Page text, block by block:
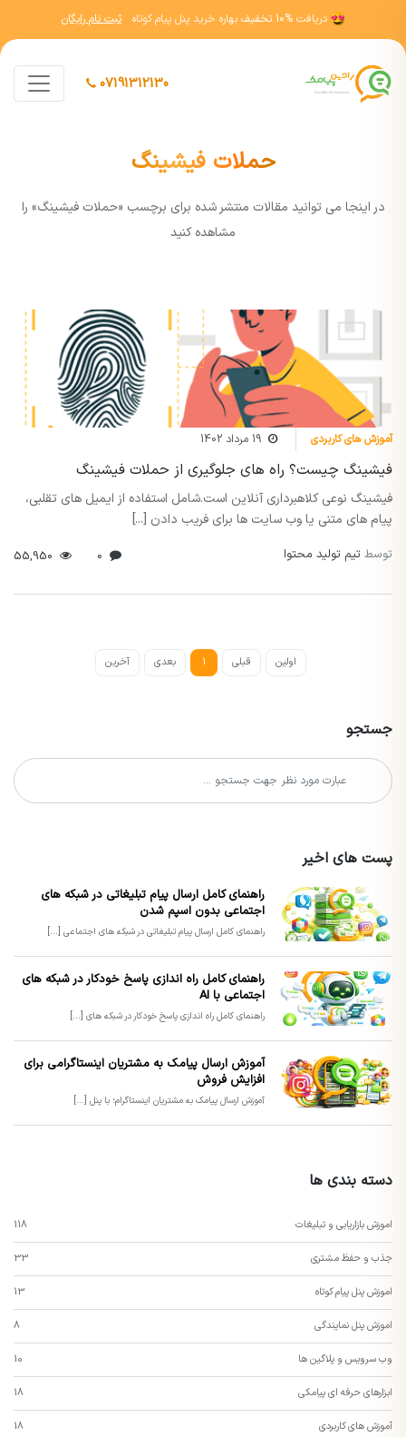
دریافت 10% تخفیف بهاره خرید پنل پیام کوتاه ثبت نام رایگان
07191312130
حملات فیشینگ
در اينجا مي توانيد مقالات منتشر شده برای برچسب «حملات فیشینگ» را
مشاهده کنيد
آموزش های کاربردی 19 مرداد 1402
فیشینگ چیست؟ راه های جلوگیری از حملات فیشینگ
فیشینگ نوعی کلاهبرداری آنلاین است.شامل استفاده از ایمیل های تقلبی،
پیام های متنی یا وب سایت ها برای فریب دادن [...]
توسط تیم تولید محتوا
اولین قبلی 1 بعدی آخرین
جستجو
پست های اخیر
راهنمای کامل ارسال پیام تبلیغاتی در شبکه های
اجتماعی بدون اسپم شدن
راهنمای کامل ارسال پیام تبلیغاتی در شبکه های اجتماعی [...]
راهنمای کامل راه اندازی پاسخ خودکار در شبکه های
اجتماعی با AI
راهنمای کامل راه اندازی پاسخ خودکار در شبکه های [...]
آموزش ارسال پیامک به مشتریان اینستاگرامی برای
افزایش فروش
آموزش ارسال پیامک به مشتریان اینستاگرام؛ با پنل [...]
دسته بندی ها
اموزش بازاریابی و تبلیغات 118
جذب و حفظ مشتری 33
اموزش پنل پیام کوتاه 13
اموزش پنل نمایندگی 8
وب سرویس و پلاگین ها 10
ابزارهای حرفه ای پیامکی 18
آموزش های کاربردی 18